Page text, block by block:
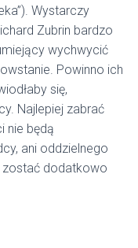
Wystarczy
Zubrin bardzo
wychwycić
Powinno ich
się,
Najlepiej zabrać
nie będą
ani oddzielnego
zostać dodatkowo